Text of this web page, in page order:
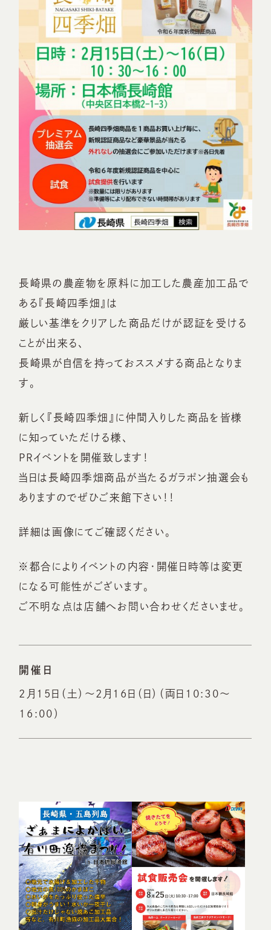
長崎県の農産物を原料に加工した農産加工品で
ある『長崎四季畑』は
厳しい基準をクリアした商品だけが認証を受ける
ことが出来る、
長崎県が自信を持っておススメする商品となりま
す。
新しく『長崎四季畑』に仲間入りした商品を皆様
に知っていただける様、
PRイベントを開催致します！
当日は長崎四季畑商品が当たるガラポン抽選会も
ありますのでぜひご来館下さい！！
詳細は画像にてご確認ください。
※都合によりイベントの内容・開催日時等は変更
になる可能性がございます。
ご不明な点は店舗へお問い合わせくださいませ。
開催日
2月15日（土）～2月16日（日）（両日10:30～
16:00）